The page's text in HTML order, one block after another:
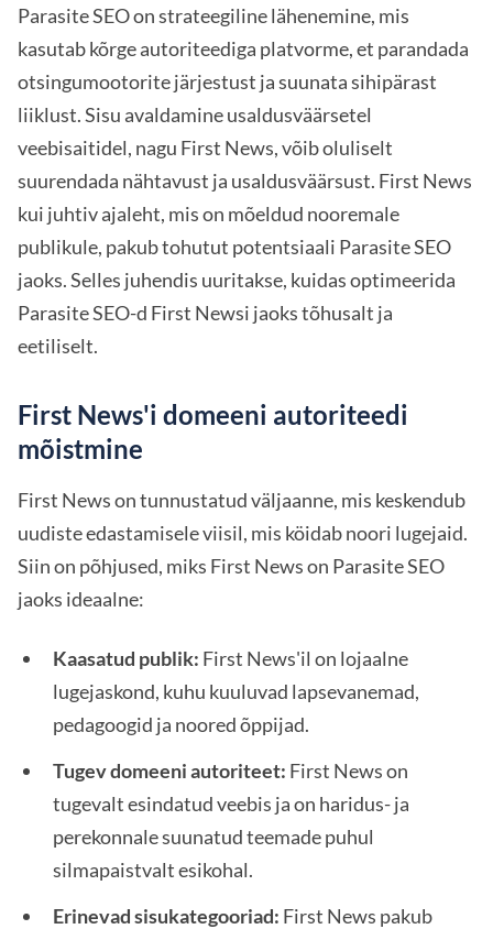
Parasite SEO on strateegiline lähenemine, mis
kasutab kõrge autoriteediga platvorme, et parandada
otsingumootorite järjestust ja suunata sihipärast
liiklust. Sisu avaldamine usaldusväärsetel
veebisaitidel, nagu First News, võib oluliselt
suurendada nähtavust ja usaldusväärsust. First News
kui juhtiv ajaleht, mis on mõeldud nooremale
publikule, pakub tohutut potentsiaali Parasite SEO
jaoks. Selles juhendis uuritakse, kuidas optimeerida
Parasite SEO-d First Newsi jaoks tõhusalt ja
eetiliselt.
First News'i domeeni autoriteedi
mõistmine
First News on tunnustatud väljaanne, mis keskendub
uudiste edastamisele viisil, mis köidab noori lugejaid.
Siin on põhjused, miks First News on Parasite SEO
jaoks ideaalne:
Kaasatud publik: First News'il on lojaalne
lugejaskond, kuhu kuuluvad lapsevanemad,
pedagoogid ja noored õppijad.
Tugev domeeni autoriteet: First News on
tugevalt esindatud veebis ja on haridus- ja
perekonnale suunatud teemade puhul
silmapaistvalt esikohal.
Erinevad sisukategooriad: First News pakub